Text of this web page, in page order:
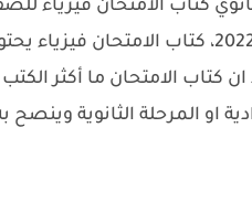
للفصل الدراسي 2022/2023، كتاب
ان كتاب الامتحان ما أكثر
او المرحلة الثانوية